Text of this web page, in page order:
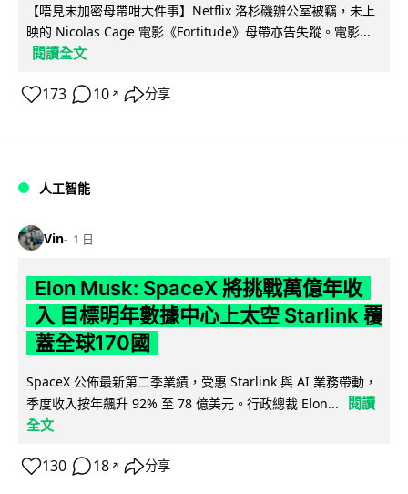
【唔見未加密母帶咁大件事】Netflix 洛杉磯辦公室被竊，未上
映的 Nicolas Cage 電影《Fortitude》母帶亦告失蹤。電影...
閱讀全文
173 10 ↗ 分享
人工智能
Vin 1 日
Elon Musk: SpaceX 將挑戰萬億年收
入 目標明年數據中心上太空 Starlink 覆
蓋全球170國
SpaceX 公佈最新第二季業績，受惠 Starlink 與 AI 業務帶動，
季度收入按年飆升 92% 至 78 億美元。行政總裁 Elon...
閱讀
全文
130 18 ↗ 分享